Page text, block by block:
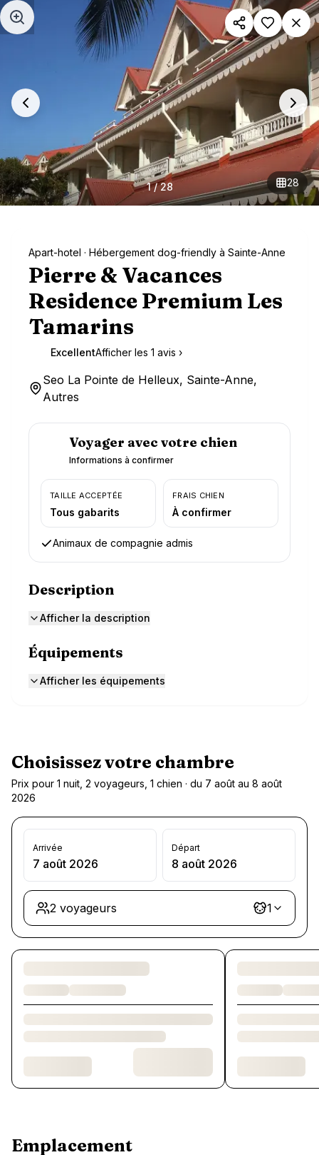
Aller au contenu principal
1/28 28
Apart-hotel · Hébergement dog-friendly à Sainte-Anne
Pierre & Vacances
Residence Premium Les
Tamarins
ExcellentAfficher les 1 avis ›
Seo La Pointe de Helleux, Sainte-Anne,
Autres
Voyager avec votre chien
Informations à confirmer
TAILLE ACCEPTÉE
Tous gabarits
FRAIS CHIEN
À confirmer
Animaux de compagnie admis
Description
Afficher la description
Équipements
Afficher les équipements
Choisissez votre chambre
Prix pour 1 nuit, 2 voyageurs, 1 chien · du 7 août au 8 août
2026
Arrivée
7 août 2026
Départ
8 août 2026
2 voyageurs 1
Chargement des chambres et des formules…
Emplacement